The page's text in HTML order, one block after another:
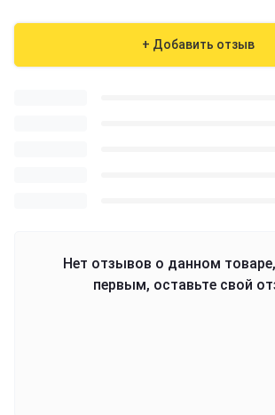
+ Добавить отзыв
Нет отзывов о данном
первым, оставьте свой